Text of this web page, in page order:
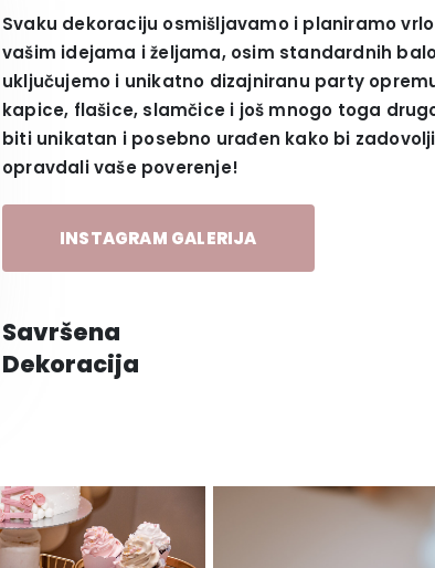
Svaku dekoraciju osmišljavamo i planiramo
vašim idejama i željama, osim standardnih
uključujemo i unikatno dizajniranu party
kapice, flašice, slamčice i još mnogo toga
biti unikatan i posebno urađen kako bi
opravdali vaše poverenje!
INSTAGRAM GALERIJA
Savršena
Dekoracija